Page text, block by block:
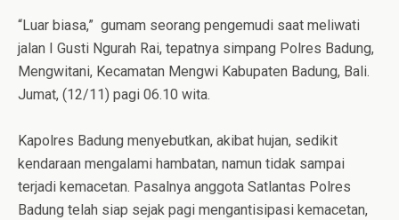
“Luar biasa,” gumam seorang pengemudi saat meliwati
jalan I Gusti Ngurah Rai, tepatnya simpang Polres Badung,
Mengwitani, Kecamatan Mengwi Kabupaten Badung, Bali.
Jumat, (12/11) pagi 06.10 wita.
Kapolres Badung menyebutkan, akibat hujan, sedikit
kendaraan mengalami hambatan, namun tidak sampai
terjadi kemacetan. Pasalnya anggota Satlantas Polres
Badung telah siap sejak pagi mengantisipasi kemacetan,